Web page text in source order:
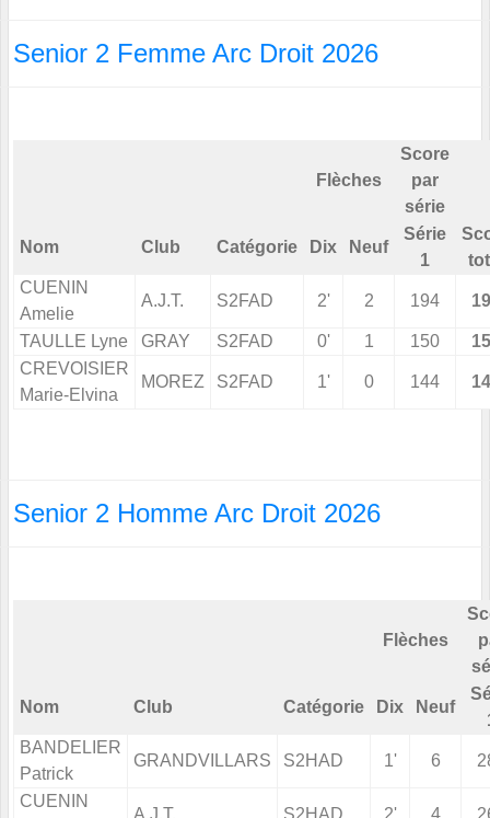
Senior 2 Femme Arc Droit 2026
Flèches
Score
par
série
Nom Club Catégorie Dix Neuf
Série
1
CUENIN
Amelie
A.J.T. S2FAD 2' 2 194
TAULLE Lyne GRAY S2FAD 0' 1 150
CREVOISIER
Marie-Elvina
MOREZ S2FAD 1' 0 144
Senior 2 Homme Arc Droit 2026
Flèches
Nom Club Catégorie Dix Neuf
BANDELIER
Patrick
GRANDVILLARS S2HAD 1' 6
CUENIN